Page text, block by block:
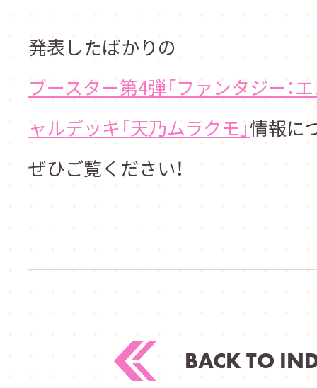
発表したばかりの
ブースター第4弾「ファンタジー：
ャルデッキ「天乃ムラクモ」情報に
ぜひご覧ください！
BACK TO